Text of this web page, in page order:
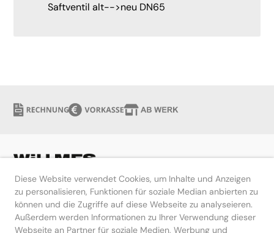
Diese Website verwendet Cookies, um Inhalte und Anzeigen
zu personalisieren, Funktionen für soziale Median anbierten zu
können und die Zugriffe auf diese Webseite zu analyseieren.
Außerdem werden Informationen zu Ihrer Verwendung dieser
Webseite an Partner für soziale Medien, Werbung und
Saftventil alt-->neu DN65
Hilfe